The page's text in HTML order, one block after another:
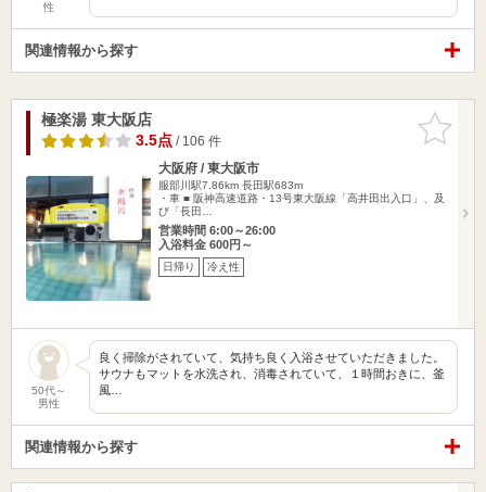
性
関連情報から探す
お気に入
りに追加
極楽湯 東大阪店
3.5点/ 106 件
大阪府 / 東大阪市
服部川駅7.86km 長田駅683m
・車 ■ 阪神高速道路・13号東大阪線「高井田出入口」、及
び「長田…
営業時間 6:00～26:00
入浴料金 600円～
日帰り 冷え性
50代～
男性
良く掃除がされていて、気持ち良く入浴させていただきました。
サウナもマットを水洗され、消毒されていて、１時間おきに、釜
風…
関連情報から探す